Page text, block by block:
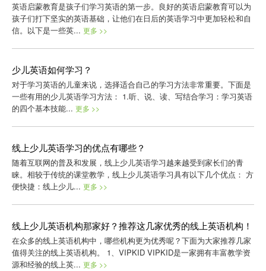
英语启蒙教育是孩子们学习英语的第一步。良好的英语启蒙教育可以为
孩子们打下坚实的英语基础，让他们在日后的英语学习中更加轻松和自
信。以下是一些英... 更多 >>
少儿英语如何学习？
对于学习英语的儿童来说，选择适合自己的学习方法非常重要。下面是
一些有用的少儿英语学习方法： 1.听、说、读、写结合学习：学习英语
的四个基本技能... 更多 >>
线上少儿英语学习的优点有哪些？
随着互联网的普及和发展，线上少儿英语学习越来越受到家长们的青
睐。相较于传统的课堂教学，线上少儿英语学习具有以下几个优点： 方
便快捷：线上少儿... 更多 >>
线上少儿英语机构那家好？推荐这几家优秀的线上英语机构！
在众多的线上英语机构中，哪些机构更为优秀呢？下面为大家推荐几家
值得关注的线上英语机构。 1、VIPKID VIPKID是一家拥有丰富教学资
源和经验的线上英... 更多 >>